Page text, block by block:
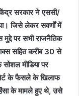
सरकार ने एससी/
जिसे लेकर सवर्णों में
पर सभी राजनैतिक
सहित करीब 30 से
मीडिया पर
के फैसले के खिलाफ
के मामले हुए थे, उसे